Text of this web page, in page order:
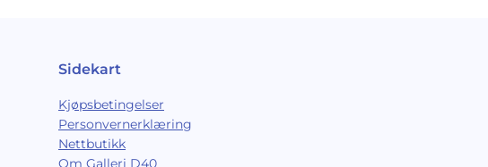
Sidekart
Kjøpsbetingelser
Personvernerklæring
Nettbutikk
Om Galleri D40